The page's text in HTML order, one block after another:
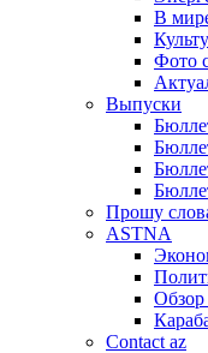
В
Фото
Выпуски
Прошу
ASTNA
Contact az